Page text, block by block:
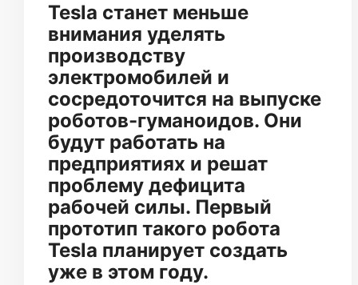
Tesla станет меньше
внимания уделять
производству
электромобилей и
сосредоточится на выпуске
роботов-гуманоидов. Они
будут работать на
предприятиях и решат
проблему дефицита
рабочей силы. Первый
прототип такого робота
Tesla планирует создать
уже в этом году.